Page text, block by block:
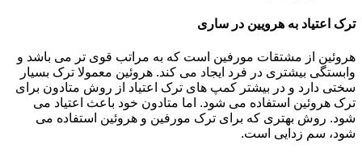
ترک اعتیاد به هرویین در ساری
هروئین از مشتقات مورفین است که به مراتب قوی تر می باشد و
وابستگی بیشتری در فرد ایجاد می کند. هروئین معمولا ترک بسیار
سختی دارد و در بیشتر کمپ های ترک اعتیاد از روش متادون برای
ترک هروئین استفاده می شود. اما متادون خود باعث اعتیاد می
شود. روش بهتری که برای ترک مورفین و هروئین استفاده می
شود، سم زدایی است.